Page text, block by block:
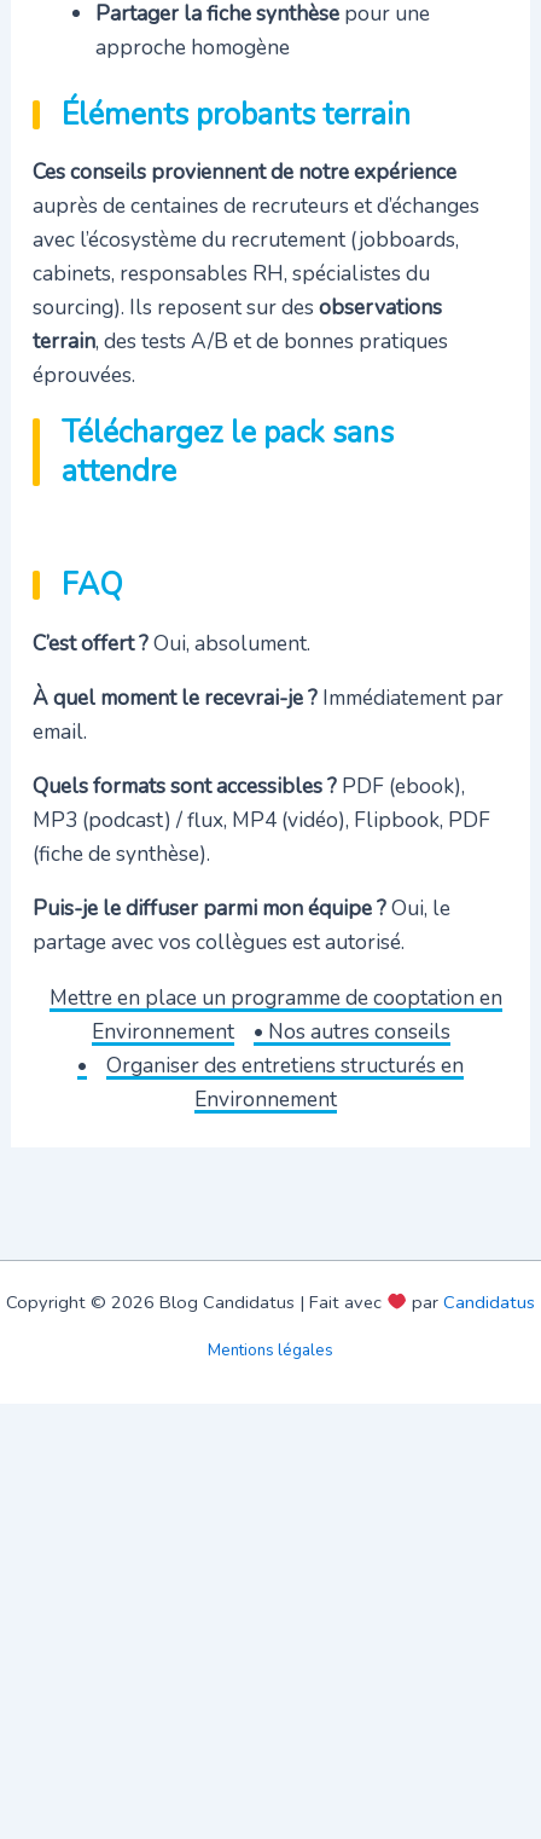
Partager la fiche synthèsepour une
approche homogène
Éléments probants terrain
Ces conseils proviennent de notre expérience
auprès de centaines de recruteurs et d’échanges
avec l’écosystème du recrutement (jobboards,
cabinets, responsables RH, spécialistes du
sourcing). Ils reposent sur des observations
terrain, des tests A/B et de bonnes pratiques
éprouvées.
Téléchargez le pack sans
attendre
FAQ
C’est offert ?Oui, absolument.
À quel moment le recevrai-je ?Immédiatement par
email.
Quels formats sont accessibles ?PDF (ebook),
MP3 (podcast) / flux, MP4 (vidéo), Flipbook, PDF
(fiche de synthèse).
Puis-je le diffuser parmi mon équipe ?Oui, le
partage avec vos collègues est autorisé.
Mettre en place un programme de cooptation en
Environnement
• Nos autres conseils
•
Organiser des entretiens structurés en
Environnement
Copyright © 2026 Blog Candidatus | Fait avec par Candidatus
Mentions légales